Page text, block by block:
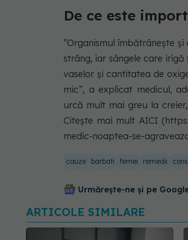
De ce este
”Organismul îmbătrânește
strâng, iar sângele care
vaselor și cantitatea de
mic”, a explicat medicul,
urcă mult mai greu la
Citește mai mult AICI
medic-noaptea-se-
cauze barbati femei remedii
Urmărește-ne și pe
ARTICOLE SIMILARE